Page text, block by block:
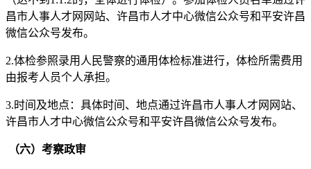
昌市人事人才网网站、许昌市人才中心微信公众号和平安许昌
微信公众号发布。
2.体检参照录用人民警察的通用体检标准进行，体检所需费用
由报考人员个人承担。
3.时间及地点：具体时间、地点通过许昌市人事人才网网站、
许昌市人才中心微信公众号和平安许昌微信公众号发布。
（六） 考察政审